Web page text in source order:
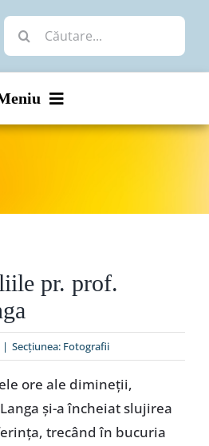
Cautare...
pr. prof.
| Secțiunea: Fotografii
ore ale dimineții,
și-a încheiat slujirea
trecând în bucuria